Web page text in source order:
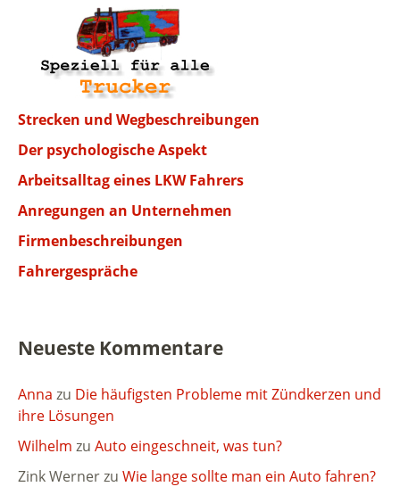
Strecken und Wegbeschreibungen
Der psychologische Aspekt
Arbeitsalltag eines LKW Fahrers
Anregungen an Unternehmen
Firmenbeschreibungen
Fahrergespräche
Neueste Kommentare
Anna zu Die häufigsten Probleme mit Zündkerzen und
ihre Lösungen
Wilhelm zu Auto eingeschneit, was tun?
Zink Wernerzu Wie lange sollte man ein Auto fahren?